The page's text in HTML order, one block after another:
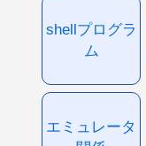
shellプログラ
ム
エミュレータ